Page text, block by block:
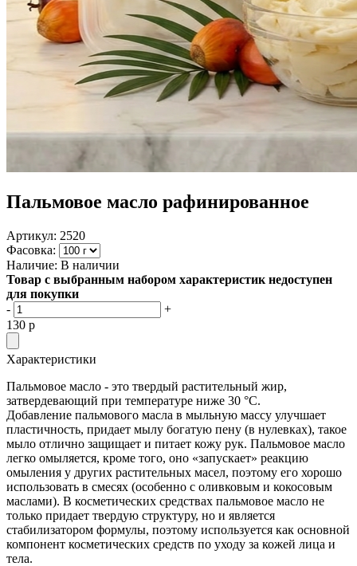
Пальмовое масло рафинированное
Артикул: 2520
Фасовка:
Наличие: В наличии
Товар с выбранным набором характеристик недоступен
для покупки
-
+
130 p
Характеристики
Пальмовое масло - это твердый растительный жир,
затвердевающий при температуре ниже 30 °С.
Добавление пальмового масла в мыльную массу улучшает
пластичность, придает мылу богатую пену (в нулевках), такое
мыло отлично защищает и питает кожу рук. Пальмовое масло
легко омыляется, кроме того, оно «запускает» реакцию
омыления у других растительных масел, поэтому его хорошо
использовать в смесях (особенно с оливковым и кокосовым
маслами). В косметических средствах пальмовое масло не
только придает твердую структуру, но и является
стабилизатором формулы, поэтому используется как основной
компонент косметических средств по уходу за кожей лица и
тела.